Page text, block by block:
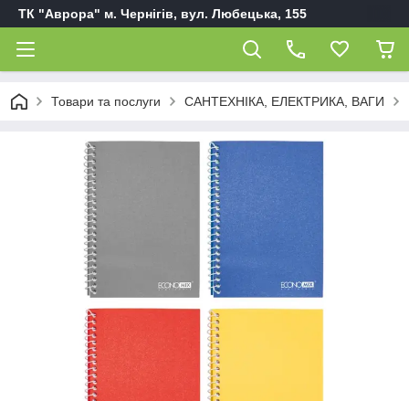
ТК "Аврора" м. Чернігів, вул. Любецька, 155
Товари та послуги САНТЕХНІКА, ЕЛЕКТРИКА, ВАГИ